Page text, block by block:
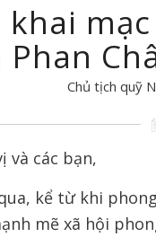
khai
Phan
Chủ tịch quỹ
và các bạn,
kể từ khi
mẽ xã hội